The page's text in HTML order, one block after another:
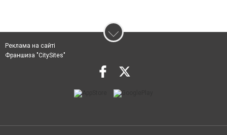
Реклама на сайті
Франшиза "CitySites"